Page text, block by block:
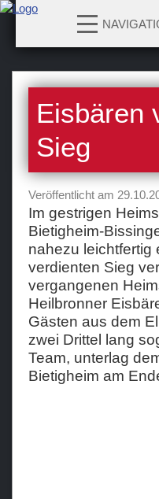
News
2026-2027
2025-2026
2024-2025
2022-2023
2021-2022
2020-2021
2018-2019
2017-2018
Eisbären
Sieg
Veröffentlicht am
Im gestrigen
Bietigheim-
nahezu leichtfertig
verdienten Sieg
vergangenen
Heilbronner
Gästen aus dem
zwei Drittel lang
Team, unterlag
Bietigheim am